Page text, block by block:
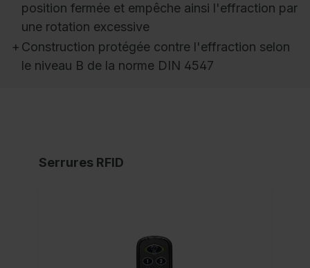
position fermée et empêche ainsi l'effraction par
une rotation excessive
+ Construction protégée contre l'effraction selon
le niveau B de la norme DIN 4547
Serrures RFID